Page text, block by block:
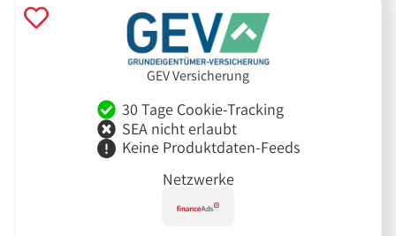
GEV Versicherung
30 Tage Cookie-Tracking
SEA nicht erlaubt
Keine Produktdaten-Feeds
Netzwerke